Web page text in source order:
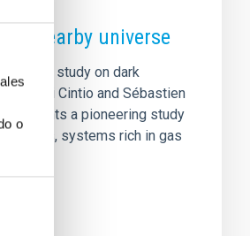
o
nearby universe
study on dark
Di Cintio and Sébastien
presents a pioneering study
systems rich in gas